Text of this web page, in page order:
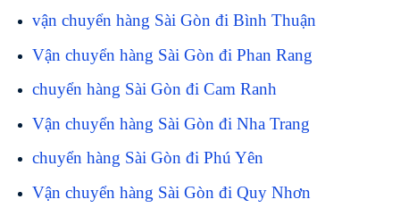
vận chuyển hàng Sài Gòn đi Bình Thuận
Vận chuyển hàng Sài Gòn đi Phan Rang
chuyển hàng Sài Gòn đi Cam Ranh
Vận chuyển hàng Sài Gòn đi Nha Trang
chuyển hàng Sài Gòn đi Phú Yên
Vận chuyển hàng Sài Gòn đi Quy Nhơn